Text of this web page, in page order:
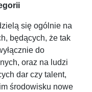
się ogólnie na
będących, że tak
do
oraz na ludzi
dar czy talent,
środowisku nowe